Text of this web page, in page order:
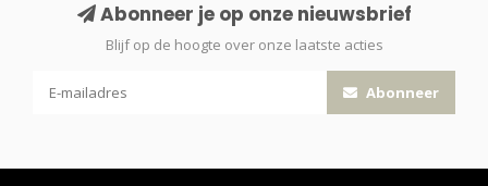
Abonneer je op onze nieuwsbrief
Blijf op de hoogte over onze laatste acties
Abonneer